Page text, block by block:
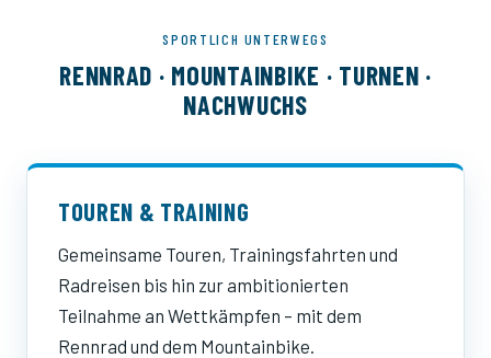
SPORTLICH UNTERWEGS
RENNRAD · MOUNTAINBIKE · TURNEN ·
NACHWUCHS
TOUREN & TRAINING
Gemeinsame Touren, Trainingsfahrten und
Radreisen bis hin zur ambitionierten
Teilnahme an Wettkämpfen – mit dem
Rennrad und dem Mountainbike.